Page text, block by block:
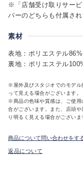
※「店舗受け取りサー
バーのどちらも付属され
素材
表地：ポリエステル
裏地：ポリエステル
※屋外及びスタジオでのモデル
って見える場合がございます
※商品の色味や質感は、ご使用
合がございます。また、店頭
り明るく見える場合がございま
商品について問い合わせをす
返品について